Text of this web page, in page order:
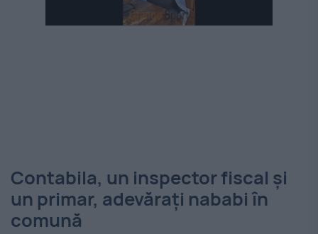
Contabila, un inspector fiscal și
un primar, adevărați nababi în
comună